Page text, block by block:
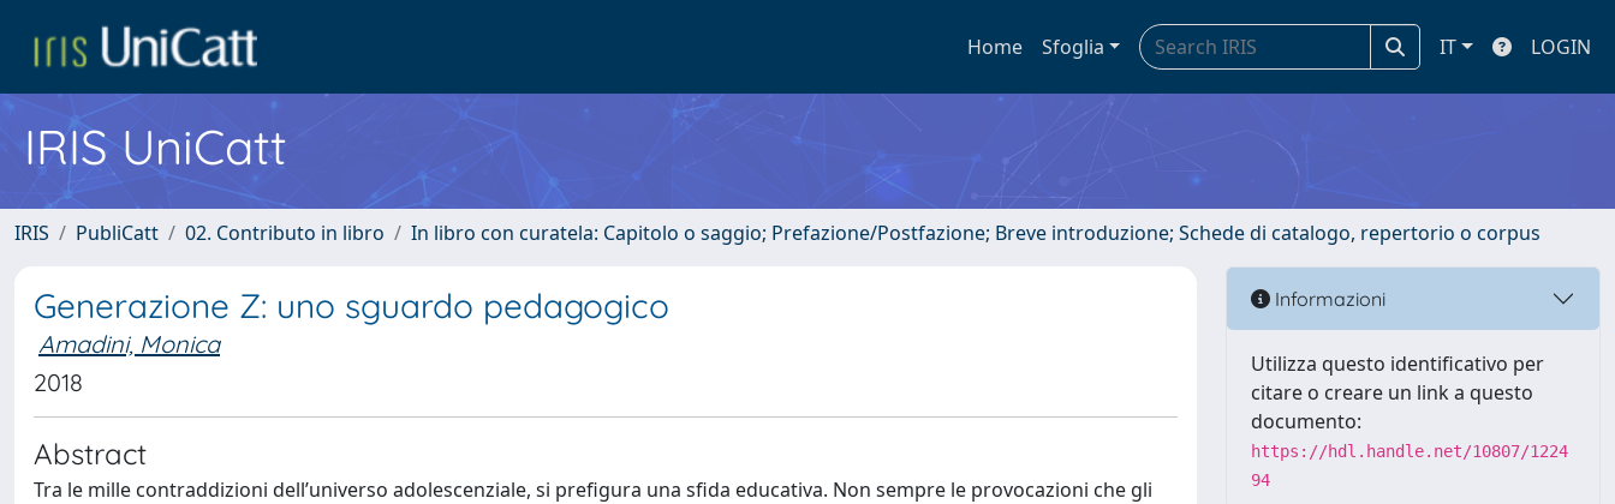
Home Sfoglia IT LOGIN
IRIS UniCatt
IRIS PubliCatt 02. Contributo in libro In libro con curatela: Capitolo o saggio; Prefazione/Postfazione; Breve introduzione; Schede di catalogo, repertorio o corpus
Generazione Z: uno sguardo pedagogico
Amadini, Monica
2018
Abstract
Tra le mille contraddizioni dell’universo adolescenziale, si prefigura una sfida educativa. Non sempre le provocazioni che gli
Informazioni
Utilizza questo identificativo per
citare o creare un link a questo
documento:
https://hdl.handle.net/10807/1224
94